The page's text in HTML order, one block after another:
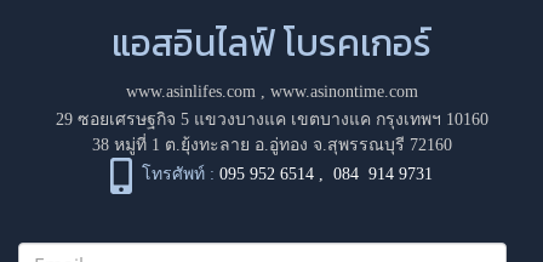
แอสอินไลฟ์ โบรคเกอร์
www.asinlifes.com, www.asinontime.com
29 ซอยเศรษฐกิจ 5 แขวงบางแค เขตบางแค กรุงเทพฯ 10160
38 หมู่ที่ 1 ต.ยุ้งทะลาย อ.อู่ทอง จ.สุพรรณบุรี 72160
โทรศัพท์ : 095 952 6514 ,084 914 9731